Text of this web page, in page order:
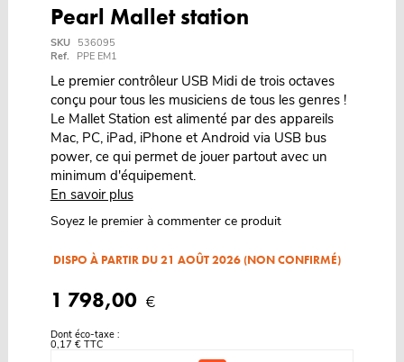
Pearl Mallet station
SKU
536095
Ref.
PPE EM1
Le premier contrôleur USB Midi de trois octaves
conçu pour tous les musiciens de tous les genres !
Le Mallet Station est alimenté par des appareils
Mac, PC, iPad, iPhone et Android via USB bus
power, ce qui permet de jouer partout avec un
minimum d'équipement.
En savoir plus
Soyez le premier à commenter ce produit
DISPO À PARTIR DU 21 AOÛT 2026 (NON CONFIRMÉ)
1 798,00 €
Dont éco-taxe :
0,17 € TTC